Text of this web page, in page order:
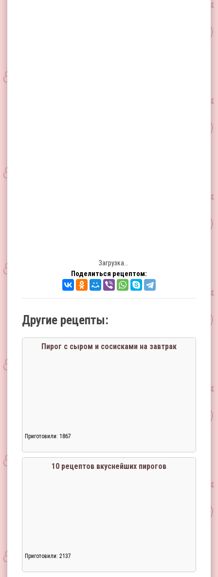
Загрузка...
Поделиться рецептом:
Другие рецепты:
Пирог с сыром и сосисками на завтрак
Приготовили: 1867
10 рецептов вкуснейших пирогов
Приготовили: 2137